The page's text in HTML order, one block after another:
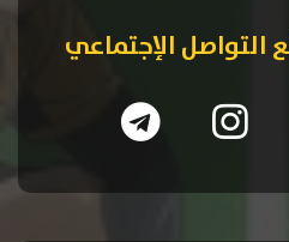
التواصل الإجتماعي